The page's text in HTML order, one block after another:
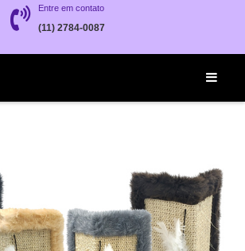
Entre em contato
(11) 2784-0087